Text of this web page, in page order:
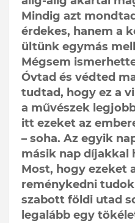
Mindig azt
érdekes, hanem a
ültünk egymás
Mégsem
Óvtad és védted
tudtad, hogy ez a
a művészek
itt ezeket az
– soha. Az egyik
másik nap díjakkal
Most, hogy ezeket
reménykedni
szabott földi utad
legalább egy